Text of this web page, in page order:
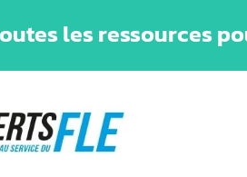
les ressources